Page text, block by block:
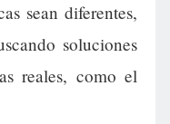
sean diferentes,
soluciones
reales, como el